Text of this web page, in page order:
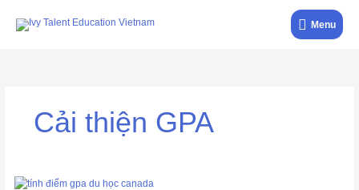
Menu
Menu
Cải thiện GPA
Cách